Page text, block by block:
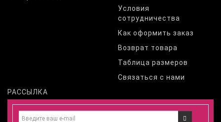
Условия
сотрудничества
Как оформить заказ
Возврат товара
Таблица размеров
Связаться с нами
РАССЫЛКА